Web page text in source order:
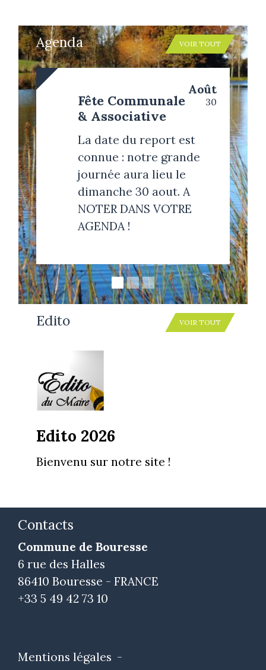
Agenda VOIR TOUT
today
Août
30
Fête Communale
& Associative
La date du report est
connue : notre grande
journée aura lieu le
dimanche 30 aout. A
NOTER DANS VOTRE
AGENDA !
Edito VOIR TOUT
Edito 2026
Bienvenu sur notre site !
Contacts
Commune de Bouresse
6 rue des Halles
86410 Bouresse - FRANCE
+33 5 49 42 73 10
Mentions légales -